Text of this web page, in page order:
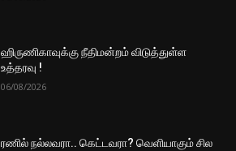
ஹிருணிகாவுக்கு நீதிமன்றம் விடுத்துள்ள
உத்தரவு !
06/08/2026
ரணில் நல்லவரா.. கெட்டவரா? வெளியாகும் சில